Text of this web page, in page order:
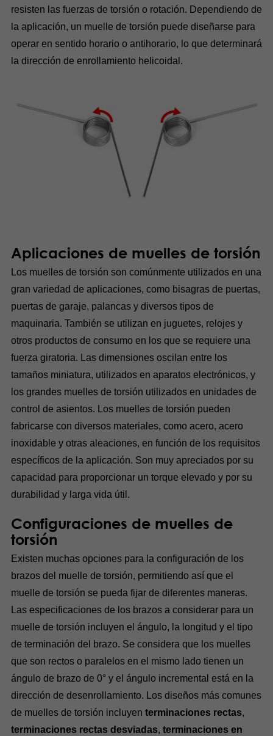
resisten las fuerzas de torsión o rotación. Dependiendo de
la aplicación, un muelle de torsión puede diseñarse para
operar en sentido horario o antihorario, lo que determinará
la dirección de enrollamiento helicoidal.
Aplicaciones de muelles de torsión
Los muelles de torsión son comúnmente utilizados en una
gran variedad de aplicaciones, como bisagras de puertas,
puertas de garaje, palancas y diversos tipos de
maquinaria. También se utilizan en juguetes, relojes y
otros productos de consumo en los que se requiere una
fuerza giratoria. Las dimensiones oscilan entre los
tamaños miniatura, utilizados en aparatos electrónicos, y
los grandes muelles de torsión utilizados en unidades de
control de asientos. Los muelles de torsión pueden
fabricarse con diversos materiales, como acero, acero
inoxidable y otras aleaciones, en función de los requisitos
específicos de la aplicación. Son muy apreciados por su
capacidad para proporcionar un torque elevado y por su
durabilidad y larga vida útil.
Configuraciones de muelles de
torsión
Existen muchas opciones para la configuración de los
brazos del muelle de torsión, permitiendo así que el
muelle de torsión se pueda fijar de diferentes maneras.
Las especificaciones de los brazos a considerar para un
muelle de torsión incluyen el ángulo, la longitud y el tipo
de terminación del brazo. Se considera que los muelles
que son rectos o paralelos en el mismo lado tienen un
ángulo de brazo de 0° y el ángulo incremental está en la
dirección de desenrollamiento. Los diseños más comunes
de muelles de torsión incluyen terminaciones rectas,
terminaciones rectas desviadas, terminaciones en